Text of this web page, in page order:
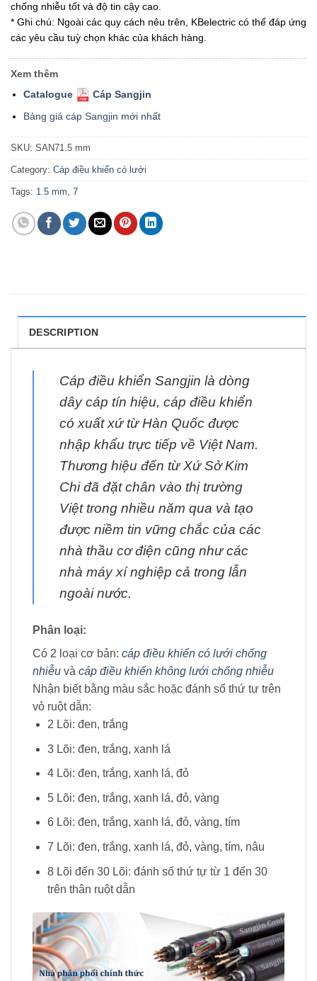
chống nhiễu tốt và độ tin cậy cao.
* Ghi chú: Ngoài các quy cách nêu trên, KBelectric có thể đáp ứng
các yêu cầu tuỳ chọn khác của khách hàng.
Xem thêm
Catalogue
Cáp Sangjin
Bảng giá cáp Sangjin mới nhất
SKU: SAN71.5 mm
Category: Cáp điều khiển có lưới
Tags: 1.5 mm, 7
DESCRIPTION
Cáp điều khiển Sangjin là dòng
dây cáp tín hiệu, cáp điều khiển
có xuất xứ từ Hàn Quốc được
nhập khẩu trực tiếp về Việt Nam.
Thương hiệu đến từ Xứ Sở Kim
Chi đã đặt chân vào thị trường
Việt trong nhiều năm qua và tạo
được niềm tin vững chắc của các
nhà thầu cơ điện cũng như các
nhà máy xí nghiệp cả trong lẫn
ngoài nước.
Phân loại:
Có 2 loại cơ bản: cáp điều khiển có lưới chống
nhiễu và cáp điều khiển không lưới chống nhiễu
Nhận biết bằng màu sắc hoặc đánh số thứ tự trên
vỏ ruột dẫn:
2 Lõi: đen, trắng
3 Lõi: đen, trắng, xanh lá
4 Lõi: đen, trắng, xanh lá, đỏ
5 Lõi: đen, trắng, xanh lá, đỏ, vàng
6 Lõi: đen, trắng, xanh lá, đỏ, vàng, tím
7 Lõi: đen, trắng, xanh lá, đỏ, vàng, tím, nâu
8 Lõi đến 30 Lõi: đánh số thứ tự từ 1 đến 30
trên thân ruột dẫn